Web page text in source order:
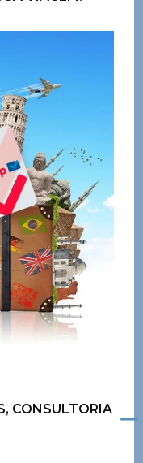
CONSULTORIA